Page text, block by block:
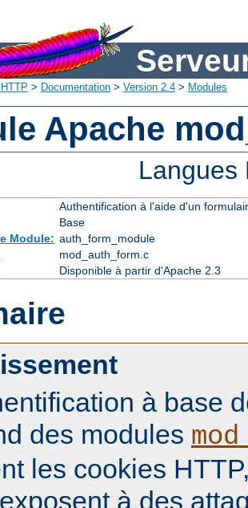
> Documentation > Version 2.4 > Modules
Apache
Authentification à l'aide d'un
Base
Module: auth_form_module
mod_auth_form.c
Disponible à partir d'Apache 2.3
à base
des modules
les cookies
à des